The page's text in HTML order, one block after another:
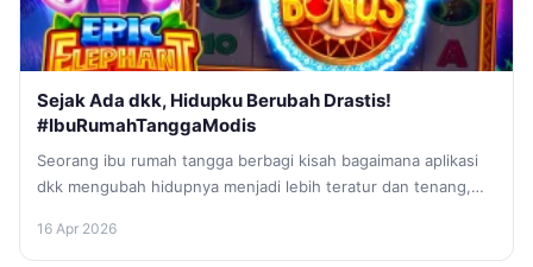
Sejak Ada dkk, Hidupku Berubah Drastis!
#IbuRumahTanggaModis
Seorang ibu rumah tangga berbagi kisah bagaimana aplikasi
dkk mengubah hidupnya menjadi lebih teratur dan tenang,
16 Apr 2026